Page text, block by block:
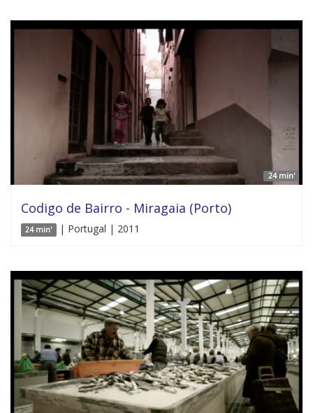
24 min'
Codigo de Bairro - Miragaia (Porto)
24 min' | Portugal | 2011